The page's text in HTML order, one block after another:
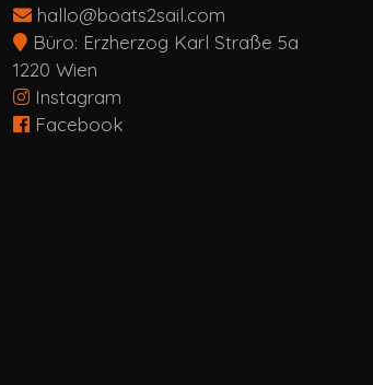
hallo@boats2sail.com
Büro: Erzherzog Karl Straße 5a
1220 Wien
Instagram
Facebook